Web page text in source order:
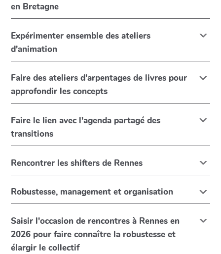
en Bretagne
Expérimenter ensemble des ateliers
d'animation
Faire des ateliers d'arpentages de livres pour
approfondir les concepts
Faire le lien avec l'agenda partagé des
transitions
Rencontrer les shifters de Rennes
Robustesse, management et organisation
Saisir l'occasion de rencontres à Rennes en
2026 pour faire connaître la robustesse et
élargir le collectif